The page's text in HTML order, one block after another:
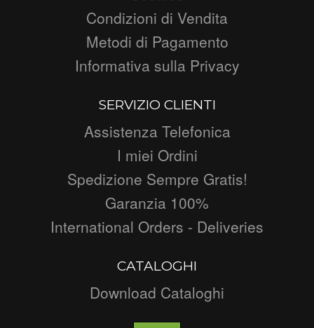
Condizioni di Vendita
Metodi di Pagamento
Informativa sulla Privacy
SERVIZIO CLIENTI
Assistenza Telefonica
I miei Ordini
Spedizione Sempre Gratis!
Garanzia 100%
International Orders - Deliveries
CATALOGHI
Download Cataloghi